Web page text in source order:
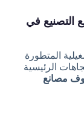
التصنيع في
المتطورة
الرئيسية
مصانع